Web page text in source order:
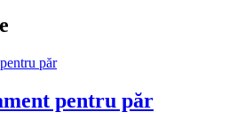
pentru păr